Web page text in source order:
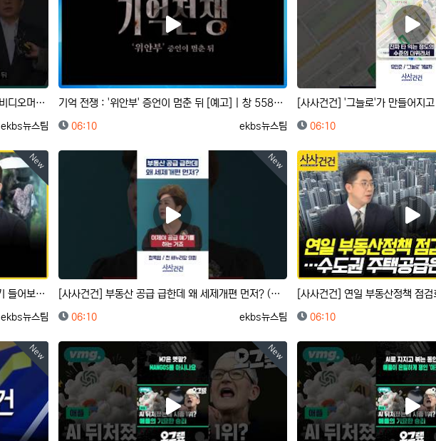
사고 나고 마신건데? 꼼수 부리다 징역행 / 비디오머그 #shorts
등록자
ekbs뉴스팀
기억 전쟁 : '위안부' 증언이 멈춘 뒤 [예고] | 창 558회 (KBS 26.8.11.)
등록일
06:10 등록자
ekbs뉴스팀 등록일
06:10
New
[사사건건] 시원한 길 안내 '그늘로' 만든 계기 들어보니... (신방실, 유민준)
등록자
ekbs뉴스팀
New
[사사건건] 부동산 공급 급한데 왜 세제개편 먼저? (이동학, 정옥임)
등록일
06:10 등록자
ekbs뉴스팀 등록일
06:10
New New